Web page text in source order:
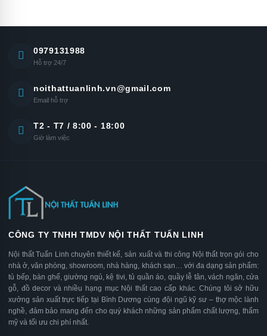
0979131988
Hỗ trợ 24/7
noithattuanlinh.vn@gmail.com
Email hỗ trợ
T2 - T7 / 8:00 - 18:00
Giờ làm việc
CÔNG TY TNHH TMDV NỘI THẤT TUẤN LINH
Nội thất Tuấn Linh chuyên thiết kế, sản xuất và thi công Nội thất trọn gói cho
nhà ở, văn phòng, showroom, nhà hàng, khách sạn… với đa dạng sản phẩm:
tủ bếp, bàn ghế, giường ngủ, kệ tivi, tủ quần áo, quầy lễ tân, vách ngăn, cửa
gỗ, đồ decor và nhiều hạng mục Nội thất cao cấp khác. Chúng tôi sở hữu
xưởng sản xuất trực tiếp tại Bình Dương cùng đội ngũ kỹ sư – thợ mộc lành
nghề, đảm bảo mang đến cho quý khách những sản phẩm chất lượng, thẩm
mỹ và tối ưu chi phí nhất.